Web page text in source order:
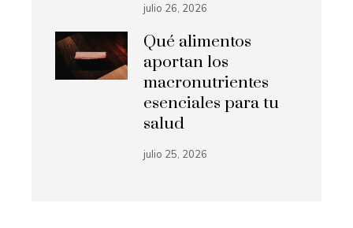
julio 26, 2026
Qué alimentos
aportan los
macronutrientes
esenciales para tu
salud
julio 25, 2026